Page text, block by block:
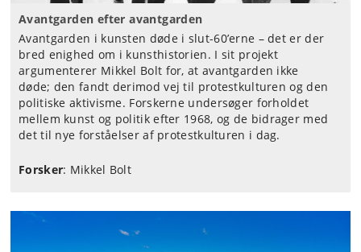
Avantgarden efter avantgarden
Avantgarden i kunsten døde i slut-60’erne – det er der
bred enighed om i kunsthistorien. I sit projekt
argumenterer Mikkel Bolt for, at avantgarden ikke
døde; den fandt derimod vej til protestkulturen og den
politiske aktivisme. Forskerne undersøger forholdet
mellem kunst og politik efter 1968, og de bidrager med
det til nye forståelser af protestkulturen i dag.
Forsker: Mikkel Bolt